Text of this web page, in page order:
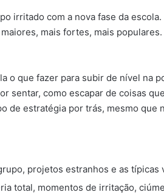
irritado com a nova fase da
mais fortes, mais
o que fazer para subir de nível na
sentar, como escapar de coisas
de estratégia por trás, mesmo que
projetos estranhos e as típicas
total, momentos de irritação,